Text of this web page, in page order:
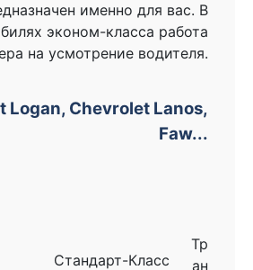
именно для вас. В
эконом-класса работа
на усмотрение водителя.
Logan, Chevrolet Lanos,
Faw...
Тр
ан